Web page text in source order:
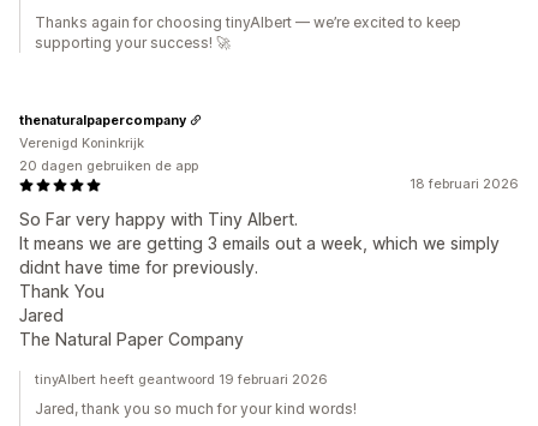
Thanks again for choosing tinyAlbert — we’re excited to keep
supporting your success! 🚀
18 februari 2026
So Far very happy with Tiny Albert.
It means we are getting 3 emails out a week, which we simply
didnt have time for previously.
Thank You
Jared
The Natural Paper Company
thenaturalpapercompany
Verenigd Koninkrijk
20 dagen gebruiken de app
tinyAlbert heeft geantwoord 19 februari 2026
Jared, thank you so much for your kind words!